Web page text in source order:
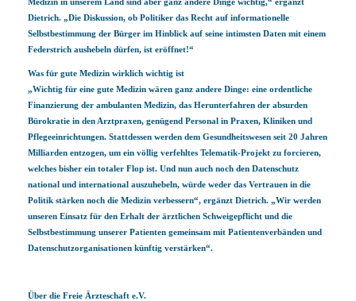
Dietrich. „Die Diskussion, ob Politiker das Recht auf informationelle
Selbstbestimmung der Bürger im Hinblick auf seine intimsten Daten mit einem
Federstrich aushebeln dürfen, ist eröffnet!“
Was für gute Medizin wirklich wichtig ist
„Wichtig für eine gute Medizin wären ganz andere Dinge: eine ordentliche
Finanzierung der ambulanten Medizin, das Herunterfahren der absurden
Bürokratie in den Arztpraxen, genügend Personal in Praxen, Kliniken und
Pflegeeinrichtungen. Stattdessen werden dem Gesundheitswesen seit 20 Jahren
Milliarden entzogen, um ein völlig verfehltes Telematik-Projekt zu forcieren,
welches bisher ein totaler Flop ist. Und nun auch noch den Datenschutz
national und international auszuhebeln, würde weder das Vertrauen in die
Politik stärken noch die Medizin verbessern“, ergänzt Dietrich. „Wir werden
unseren Einsatz für den Erhalt der ärztlichen Schweigepflicht und die
Selbstbestimmung unserer Patienten gemeinsam mit Patientenverbänden und
Datenschutzorganisationen künftig verstärken“.
Über die Freie Ärzteschaft e.V.